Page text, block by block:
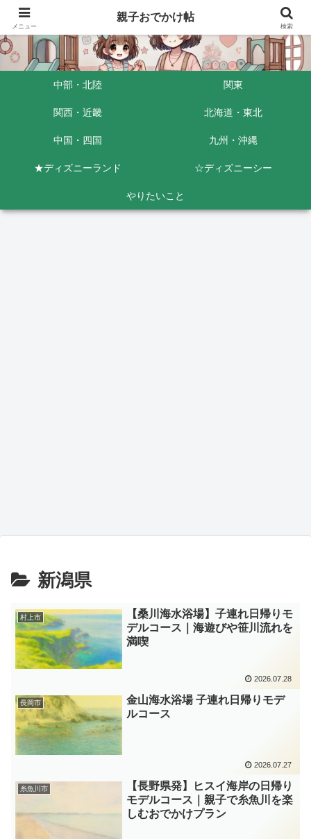
中部・北陸 関東
関西・近畿 北海道・東北
中国・四国 九州・沖縄
★ディズニーランド ☆ディズニーシー
やりたいこと
新潟県
村上市
【桑川海水浴場】子連れ日帰りモ
デルコース｜海遊びや笹川流れを
満喫
2026.07.28
長岡市
金山海水浴場 子連れ日帰りモデ
ルコース
2026.07.27
糸魚川市
【長野県発】ヒスイ海岸の日帰り
モデルコース｜親子で糸魚川を楽
しむおでかけプラン
メニュー
親子おでかけ帖
検索